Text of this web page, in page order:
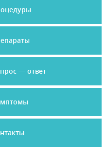
— ответ